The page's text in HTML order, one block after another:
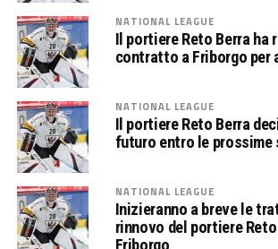
NATIONAL LEAGUE
Il portiere Reto Berra ha
contratto a Friborgo per
NATIONAL LEAGUE
Il portiere Reto Berra
futuro entro le prossime
NATIONAL LEAGUE
Inizieranno a breve le
rinnovo del portiere Reto
Friborgo